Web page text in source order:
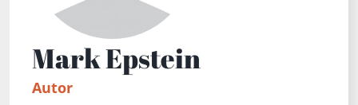
Mark Epstein
Autor